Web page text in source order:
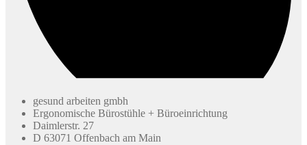
gesund arbeiten gmbh
Ergonomische Bürostühle + Büroeinrichtung
Daimlerstr. 27
D 63071 Offenbach am Main